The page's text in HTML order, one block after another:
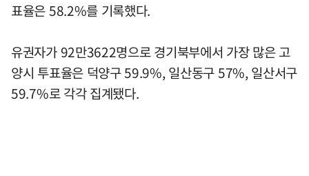
표율은 58.2%를 기록했다.
유권자가 92만3622명으로 경기북부에서 가장 많은 고
양시 투표율은 덕양구 59.9%, 일산동구 57%, 일산서구
59.7%로 각각 집계됐다.